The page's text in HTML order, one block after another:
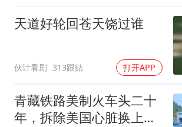
天道好轮回苍天饶过谁
伙计看剧 313跟贴 打开APP
青藏铁路美制火车头二十
年，拆除美国心脏换上绿